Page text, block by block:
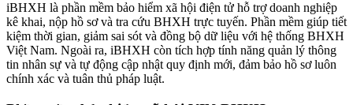
iBHXH là phần mềm bảo hiểm xã hội điện tử hỗ trợ doanh nghiệp
kê khai, nộp hồ sơ và tra cứu BHXH trực tuyến. Phần mềm giúp tiết
kiệm thời gian, giảm sai sót và đồng bộ dữ liệu với hệ thống BHXH
Việt Nam. Ngoài ra, iBHXH còn tích hợp tính năng quản lý thông
tin nhân sự và tự động cập nhật quy định mới, đảm bảo hồ sơ luôn
chính xác và tuân thủ pháp luật.